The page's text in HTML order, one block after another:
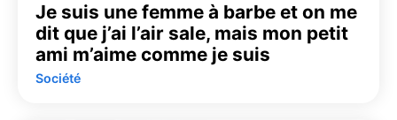
Je suis une femme à barbe et on me
dit que j’ai l’air sale, mais mon petit
ami m’aime comme je suis
Société